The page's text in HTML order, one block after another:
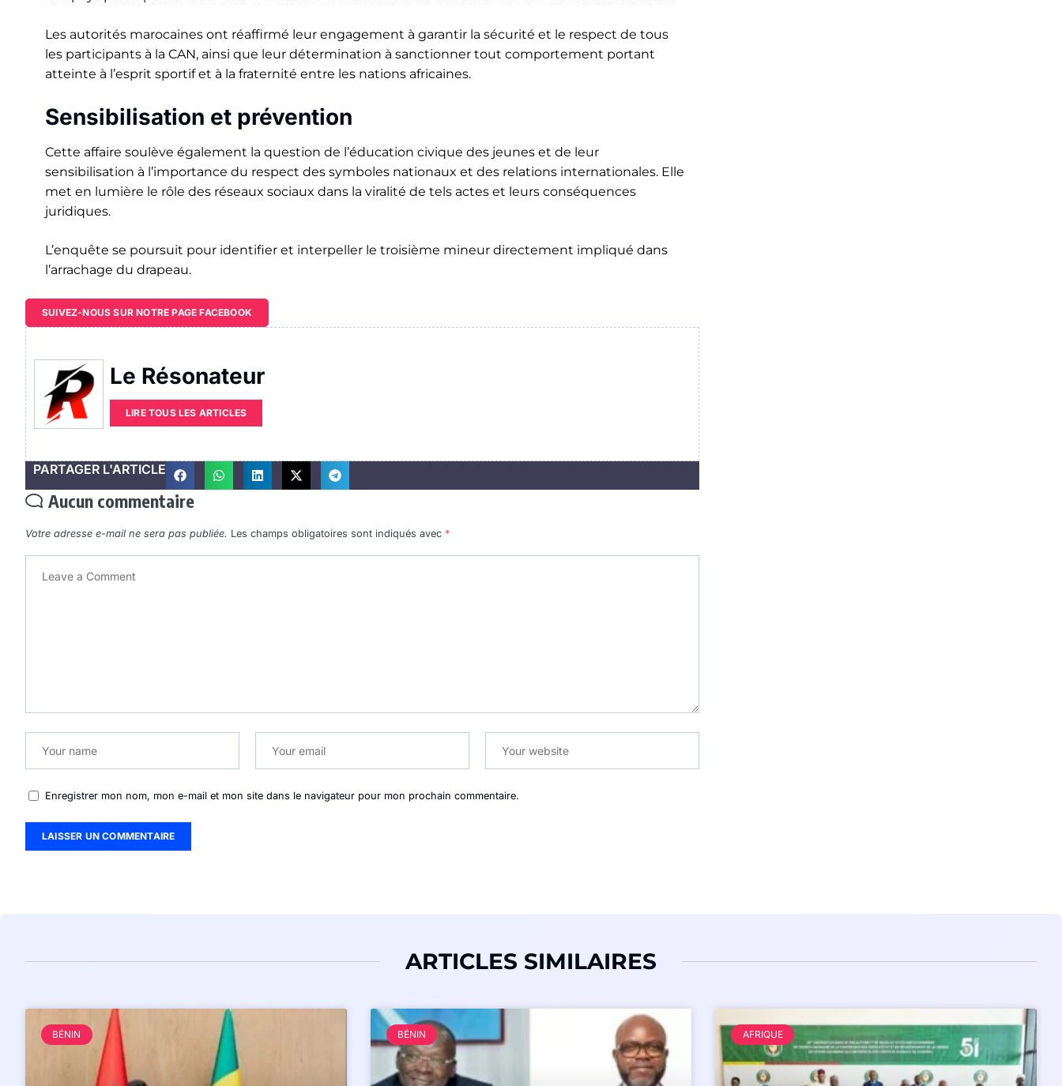
Les autorités marocaines ont réaffirmé leur engagement à garantir la sécurité et le respect de tous
les participants à la CAN, ainsi que leur détermination à sanctionner tout comportement portant
atteinte à l’esprit sportif et à la fraternité entre les nations africaines.
Sensibilisation et prévention
Cette affaire soulève également la question de l’éducation civique des jeunes et de leur
sensibilisation à l’importance du respect des symboles nationaux et des relations internationales. Elle
met en lumière le rôle des réseaux sociaux dans la viralité de tels actes et leurs conséquences
juridiques.
L’enquête se poursuit pour identifier et interpeller le troisième mineur directement impliqué dans
l’arrachage du drapeau.
SUIVEZ-NOUS SUR NOTRE PAGE FACEBOOK
Le Résonateur
LIRE TOUS LES ARTICLES
PARTAGER L'ARTICLE
Aucun commentaire
Votre adresse e-mail ne sera pas publiée. Les champs obligatoires sont indiqués avec *
Enregistrer mon nom, mon e-mail et mon site dans le navigateur pour mon prochain commentaire.
ARTICLES SIMILAIRES
BÉNIN BÉNIN AFRIQUE